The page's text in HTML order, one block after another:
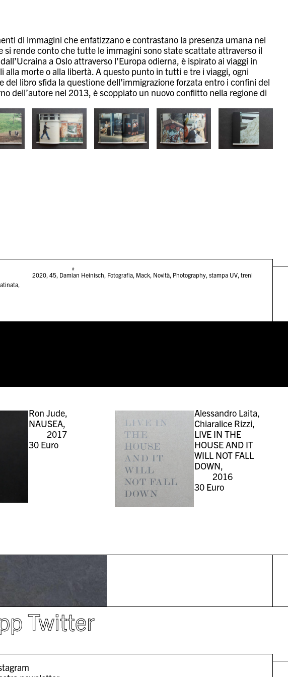
di immagini che enfatizzano e contrastano la presenza umana nel
rende conto che tutte le immagini sono state scattate attraverso il
a Oslo attraverso l’Europa odierna, è ispirato ai viaggi in
morte o alla libertà. A questo punto in tutti e tre i viaggi, ogni
libro sfida la questione dell’immigrazione forzata entro i confini del
dell’autore nel 2013, è scoppiato un nuovo conflitto nella regione di
#
2020, 45, Damian Heinisch Fotografia, Mack, Novità, Photography, stampa UV, treni
Ron Jude,
NAUSEA,
2017
30 Euro
Alessandro Laita,
Chiaralice Rizzi,
LIVE IN THE
HOUSE AND IT
WILL NOT FALL
DOWN,
2016
30Euro
Twitter